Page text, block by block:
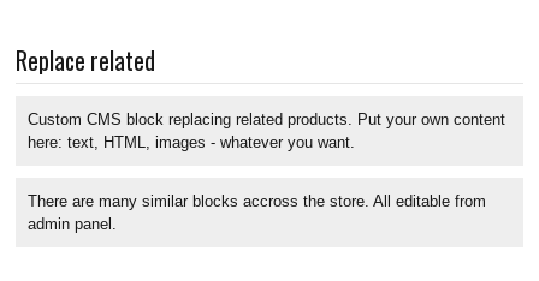
Replace related
Custom CMS block replacing related products. Put your own content
here: text, HTML, images - whatever you want.
There are many similar blocks accross the store. All editable from
admin panel.